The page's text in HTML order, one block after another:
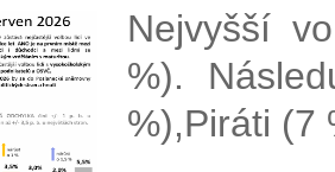
Nejvyšší
%).
%),Piráti (7